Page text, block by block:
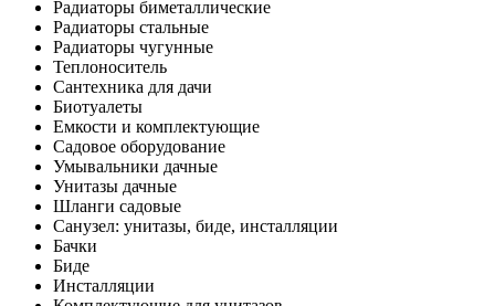
Радиаторы биметаллические
Радиаторы стальные
Радиаторы чугунные
Теплоноситель
Сантехника для дачи
Биотуалеты
Емкости и комплектующие
Садовое оборудование
Умывальники дачные
Унитазы дачные
Шланги садовые
Санузел: унитазы, биде, инсталляции
Бачки
Биде
Инсталляции